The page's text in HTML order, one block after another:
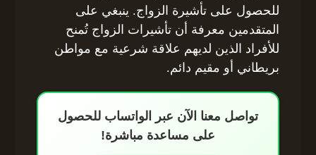
للحصول على تأشيرة الزواج. ينبغي على
المتقدمين معرفة أن تأشيرات الزواج تُمنح
للأفراد الذين لديهم علاقة شرعية مع مواطن
بريطاني أو مقيم دائم.
تواصل معنا الآن عبر الواتساب للحصول
على مساعدة مباشرة!